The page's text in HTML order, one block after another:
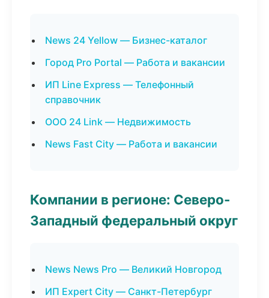
News 24 Yellow — Бизнес-каталог
Город Pro Portal — Работа и вакансии
ИП Line Express — Телефонный
справочник
ООО 24 Link — Недвижимость
News Fast City — Работа и вакансии
Компании в регионе: Северо-
Западный федеральный округ
News News Pro — Великий Новгород
ИП Expert City — Санкт-Петербург